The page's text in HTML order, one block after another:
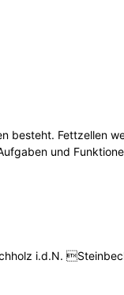
besteht. Fettzellen
und
i.d.N.